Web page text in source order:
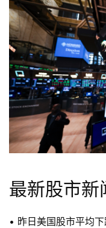
最新股市新
• 昨日美国股市平均